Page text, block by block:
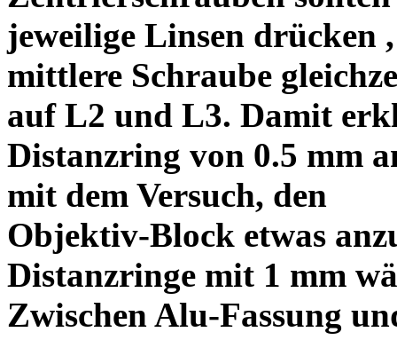
jeweilige Linsen drücken
mittlere Schraube
auf L2 und L3. Damit
Distanzring von 0.5 mm
mit dem Versuch, den
Objektiv-Block etwas
Distanzringe mit 1 mm
Zwischen Alu-Fassung